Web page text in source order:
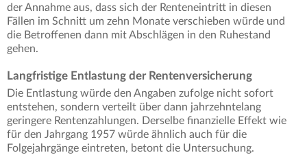
der Annahme aus, dass sich der Renteneintritt in diesen
Fällen im Schnitt um zehn Monate verschieben würde und
die Betroffenen dann mit Abschlägen in den Ruhestand
gehen.
Langfristige Entlastung der Rentenversicherung
Die Entlastung würde den Angaben zufolge nicht sofort
entstehen, sondern verteilt über dann jahrzehntelang
geringere Rentenzahlungen. Derselbe finanzielle Effekt wie
für den Jahrgang 1957 würde ähnlich auch für die
Folgejahrgänge eintreten, betont die Untersuchung.